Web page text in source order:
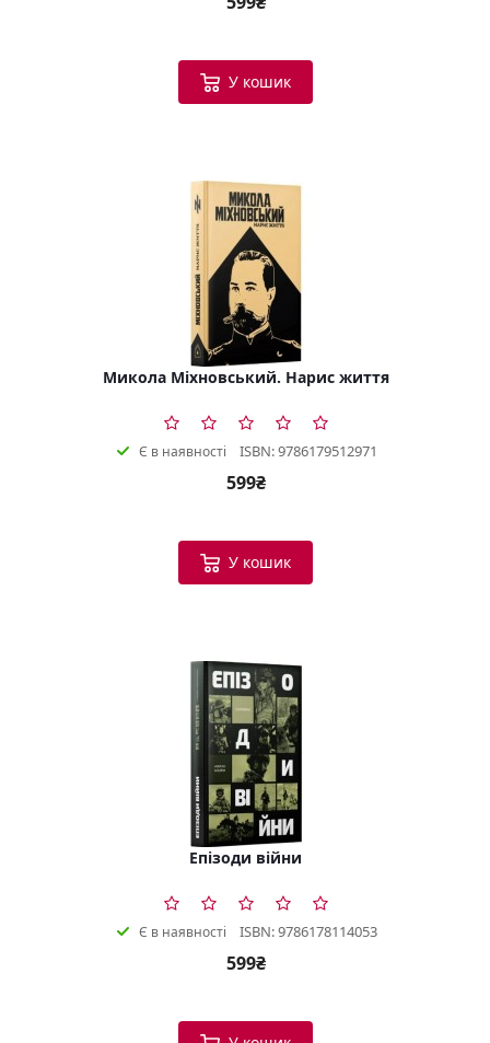
У кошик
Микола Міхновський. Нарис життя
Є в наявності ISBN: 9786179512971
599₴
У кошик
Епізоди війни
Є в наявності ISBN: 9786178114053
599₴